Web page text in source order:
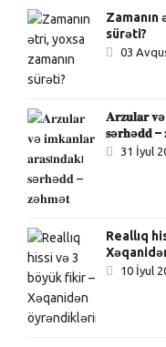
Zamanın
sürəti?
03
𝐀𝐫𝐳𝐮𝐥𝐚𝐫
𝐬ə𝐫𝐡ə𝐝𝐝
31 İyul
Reallıq
10 İyul